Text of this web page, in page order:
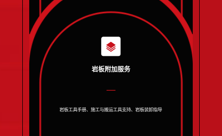
岩板附加服务
岩板工具手册、施工与搬运工具支持、岩板装卸指导